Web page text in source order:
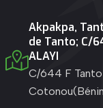
Akpakpa,
de Tanto; C/
ALAYI
C/644 F Tanto